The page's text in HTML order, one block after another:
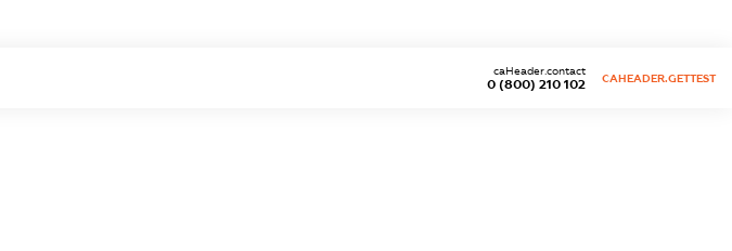
0 (800) 210 102
caHeader.contact
CAHEADER.GETTEST